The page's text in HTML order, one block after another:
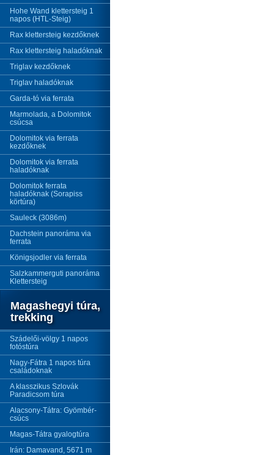
Hohe Wand klettersteig 1
napos (HTL-Steig)
Rax klettersteig kezdőknek
Rax klettersteig haladóknak
Triglav kezdőknek
Triglav haladóknak
Garda-tó via ferrata
Marmolada, a Dolomitok
csúcsa
Dolomitok via ferrata
kezdőknek
Dolomitok via ferrata
haladóknak
Dolomitok ferrata
haladóknak (Sorapiss
körtúra)
Sauleck (3086m)
Dachstein panoráma via
ferrata
Königsjodler via ferrata
Salzkammerguti panoráma
Klettersteig
Magashegyi túra,
trekking
Szádelői-völgy 1 napos
fotóstúra
Nagy-Fátra 1 napos túra
családoknak
A klasszikus Szlovák
Paradicsom túra
Alacsony-Tátra: Gyömbér-
csúcs
Magas-Tátra gyalogtúra
Irán: Damavand, 5671 m